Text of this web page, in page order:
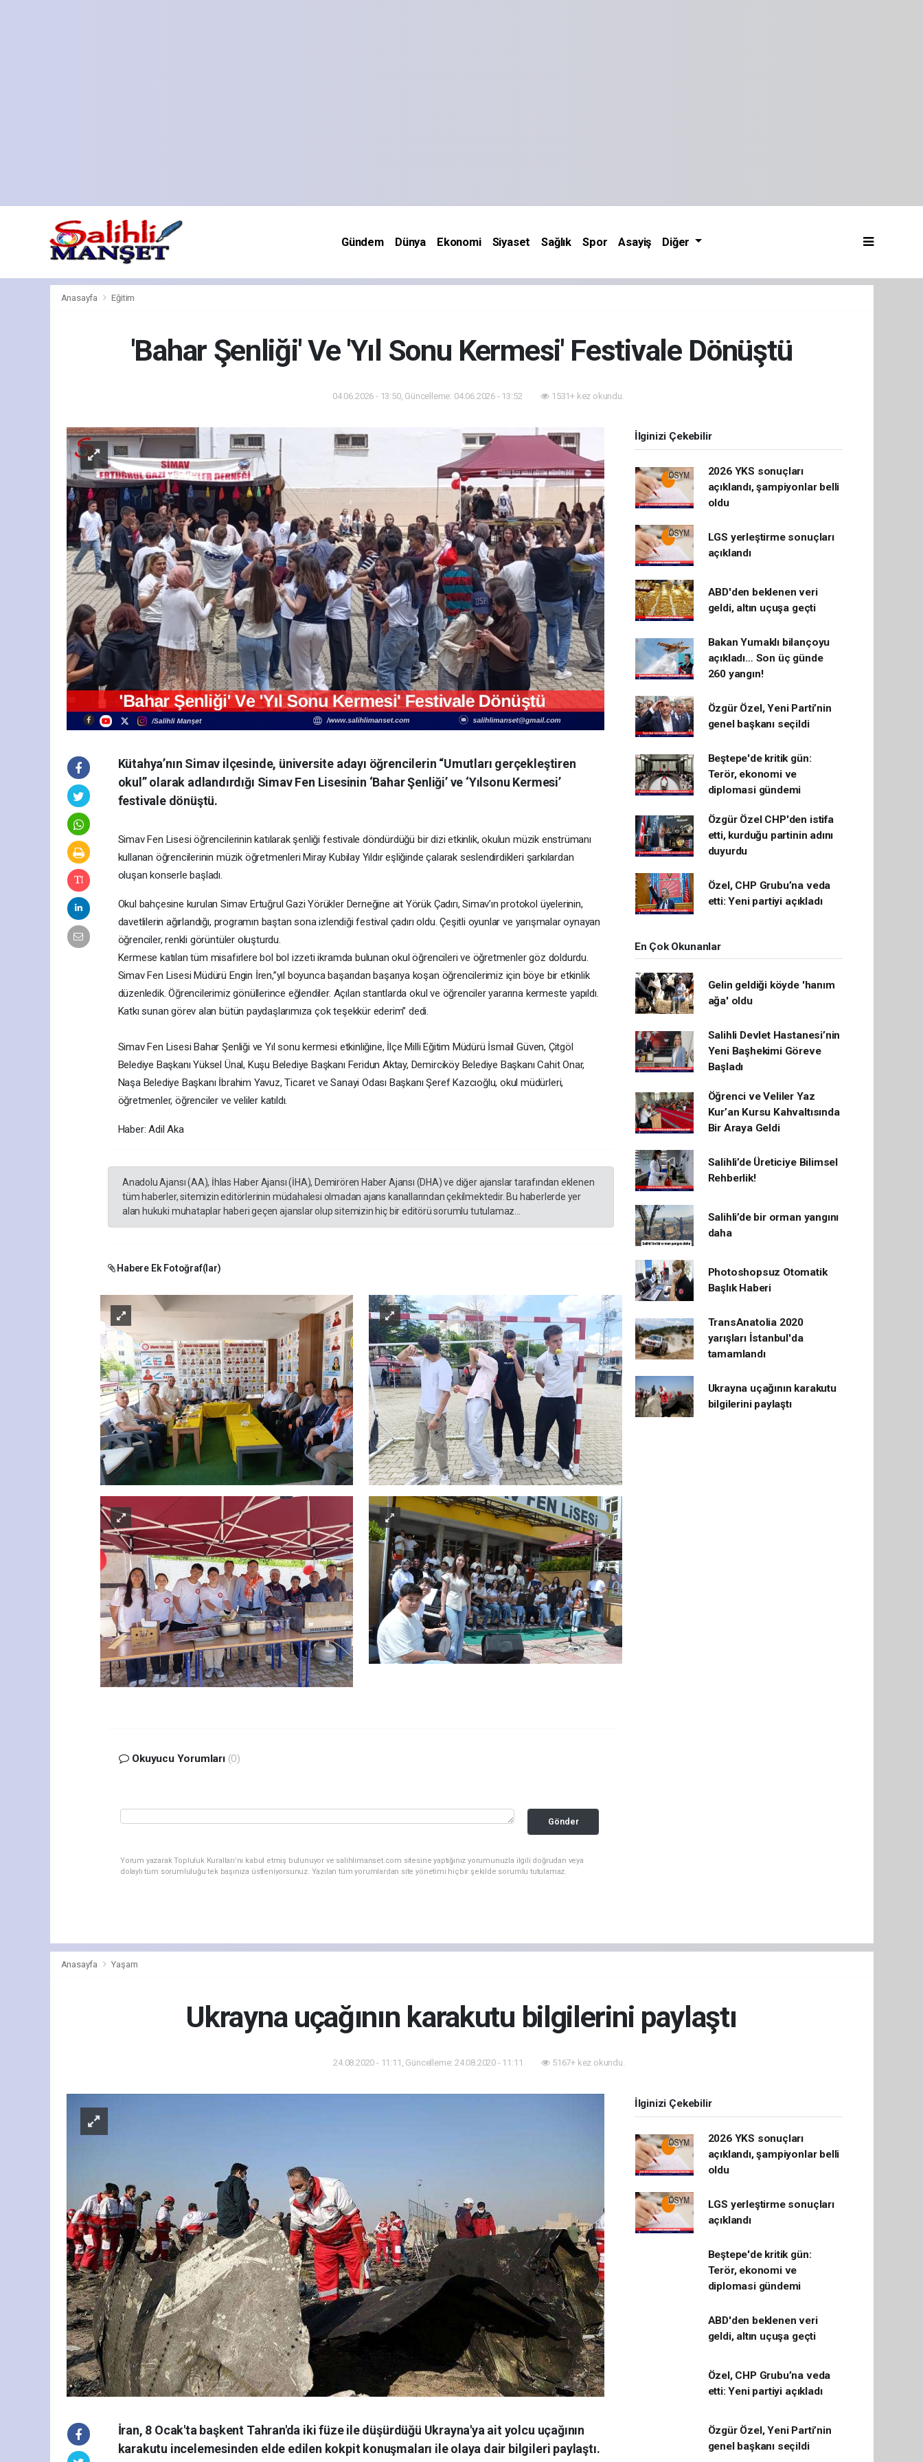
Gündem Dünya Ekonomi Siyaset Sağlık Spor Asayiş Diğer
Anasayfa Eğitim
'Bahar Şenliği' Ve 'Yıl Sonu Kermesi' Festivale Dönüştü
04.06.2026 - 13:50, Güncelleme: 04.06.2026 - 13:52 1531+ kez okundu.
Kütahya’nın Simav ilçesinde, üniversite adayı öğrencilerin “Umutları gerçekleştiren
okul” olarak adlandırdığı Simav Fen Lisesinin ‘Bahar Şenliği’ ve ‘Yılsonu Kermesi’
festivale dönüştü.
Simav Fen Lisesi öğrencilerinin katılarak şenliği festivale döndürdüğü bir dizi etkinlik, okulun müzik enstrümanı
kullanan öğrencilerinin müzik öğretmenleri Miray Kubilay Yıldır eşliğinde çalarak seslendirdikleri şarkılardan
oluşan konserle başladı.
Okul bahçesine kurulan Simav Ertuğrul Gazi Yörükler Derneğine ait Yörük Çadırı, Simav’ın protokol üyelerinin,
davetlilerin ağırlandığı, programın baştan sona izlendiği festival çadırı oldu. Çeşitli oyunlar ve yarışmalar oynayan
öğrenciler, renkli görüntüler oluşturdu.
Kermese katılan tüm misafirlere bol bol izzeti ikramda bulunan okul öğrencileri ve öğretmenler göz doldurdu.
Simav Fen Lisesi Müdürü Engin İren,”yıl boyunca başarıdan başarıya koşan öğrencilerimiz için böye bir etkinlik
düzenledik. Öğrencilerimiz gönüllerince eğlendiler. Açılan stantlarda okul ve öğrenciler yararına kermeste yapıldı.
Katkı sunan görev alan bütün paydaşlarımıza çok teşekkür ederim” dedi.
Simav Fen Lisesi Bahar Şenliği ve Yıl sonu kermesi etkinliğine, İlçe Milli Eğitim Müdürü İsmail Güven, Çitgöl
Belediye Başkanı Yüksel Ünal, Kuşu Belediye Başkanı Feridun Aktay, Demirciköy Belediye Başkanı Cahit Onar,
Naşa Belediye Başkanı İbrahim Yavuz, Ticaret ve Sanayi Odası Başkanı Şeref Kazcıoğlu, okul müdürleri,
öğretmenler, öğrenciler ve veliler katıldı.
Haber: Adil Aka
Anadolu Ajansı (AA), İhlas Haber Ajansı (İHA), Demirören Haber Ajansı (DHA) ve diğer ajanslar tarafından eklenen
tüm haberler, sitemizin editörlerinin müdahalesi olmadan ajans kanallarından çekilmektedir. Bu haberlerde yer
alan hukuki muhataplar haberi geçen ajanslar olup sitemizin hiç bir editörü sorumlu tutulamaz...
Habere Ek Fotoğraf(lar)
Okuyucu Yorumları (0)
Gönder
Yorum yazarak Topluluk Kuralları’nı kabul etmiş bulunuyor ve salihlimanset.com sitesine yaptığınız yorumunuzla ilgili doğrudan veya
dolaylı tüm sorumluluğu tek başınıza üstleniyorsunuz. Yazılan tüm yorumlardan site yönetimi hiçbir şekilde sorumlu tutulamaz.
İlginizi Çekebilir
2026 YKS sonuçları
açıklandı, şampiyonlar belli
oldu
LGS yerleştirme sonuçları
açıklandı
ABD'den beklenen veri
geldi, altın uçuşa geçti
Bakan Yumaklı bilançoyu
açıkladı… Son üç günde
260 yangın!
Özgür Özel, Yeni Parti’nin
genel başkanı seçildi
Beştepe'de kritik gün:
Terör, ekonomi ve
diplomasi gündemi
Özgür Özel CHP'den istifa
etti, kurduğu partinin adını
duyurdu
Özel, CHP Grubu’na veda
etti: Yeni partiyi açıkladı
En Çok Okunanlar
Gelin geldiği köyde 'hanım
ağa' oldu
Salihli Devlet Hastanesi’nin
Yeni Başhekimi Göreve
Başladı
Öğrenci ve Veliler Yaz
Kur’an Kursu Kahvaltısında
Bir Araya Geldi
Salihli’de Üreticiye Bilimsel
Rehberlik!
Salihli’de bir orman yangını
daha
Photoshopsuz Otomatik
Başlık Haberi
TransAnatolia 2020
yarışları İstanbul'da
tamamlandı
Ukrayna uçağının karakutu
bilgilerini paylaştı
Anasayfa Yaşam
Ukrayna uçağının karakutu bilgilerini paylaştı
24.08.2020 - 11:11, Güncelleme: 24.08.2020 - 11:11 5167+ kez okundu.
İran, 8 Ocak'ta başkent Tahran'da iki füze ile düşürdüğü Ukrayna'ya ait yolcu uçağının
karakutu incelemesinden elde edilen kokpit konuşmaları ile olaya dair bilgileri paylaştı.
İlginizi Çekebilir
2026 YKS sonuçları
açıklandı, şampiyonlar belli
oldu
LGS yerleştirme sonuçları
açıklandı
Beştepe'de kritik gün:
Terör, ekonomi ve
diplomasi gündemi
ABD'den beklenen veri
geldi, altın uçuşa geçti
Özel, CHP Grubu’na veda
etti: Yeni partiyi açıkladı
Özgür Özel, Yeni Parti’nin
genel başkanı seçildi